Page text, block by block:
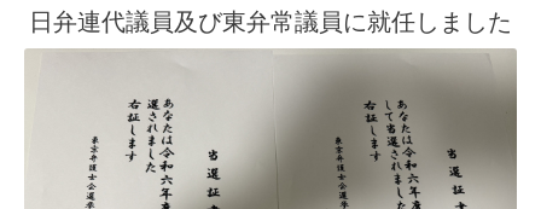
日弁連代議員及び東弁常議員に就任しました